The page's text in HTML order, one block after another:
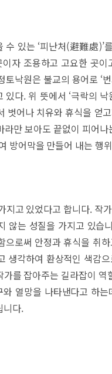
있는 ‘피난처(避難處
자 조용하고 고요한 곳
낙원은 불교의 용어로 ‘
다. 위 뜻에서 ‘극락의
벗어나 치유와 휴식을 얻
만 보아도 끝없이 피어
방어막을 만들어 내는 행
고 있었다고 합니다. 작
않는 성질을 가지고 있습
로써 안정과 휴식을 취
생각하여 환상적인 색감
를 잡아주는 길라잡이
열망을 나타낸다고 하
니다.